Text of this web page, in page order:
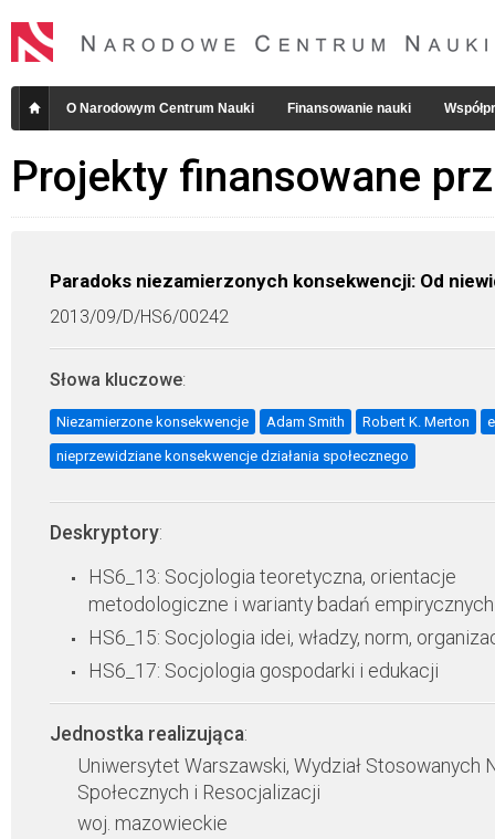
O Narodowym Centrum Nauki Finansowanie nauki
Projekty finansowane
Paradoks niezamierzonych konsekwencji: Od
2013/09/D/HS6/00242
Słowa kluczowe:
Niezamierzone konsekwencje Adam Smith Robert K. Merton
nieprzewidziane konsekwencje działania społecznego
Deskryptory:
HS6_13: Socjologia teoretyczna, orientacje
metodologiczne i warianty badań empirycznych
HS6_15: Socjologia idei, władzy, norm,
HS6_17: Socjologia gospodarki i edukacji
Jednostka realizująca:
Uniwersytet Warszawski, Wydział Stosowanych
Społecznych i Resocjalizacji
woj. mazowieckie